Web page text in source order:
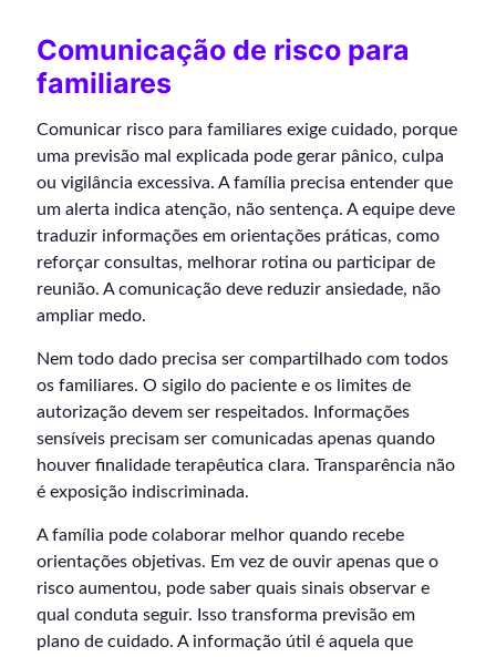
Comunicação de risco para
familiares
Comunicar risco para familiares exige cuidado, porque
uma previsão mal explicada pode gerar pânico, culpa
ou vigilância excessiva. A família precisa entender que
um alerta indica atenção, não sentença. A equipe deve
traduzir informações em orientações práticas, como
reforçar consultas, melhorar rotina ou participar de
reunião. A comunicação deve reduzir ansiedade, não
ampliar medo.
Nem todo dado precisa ser compartilhado com todos
os familiares. O sigilo do paciente e os limites de
autorização devem ser respeitados. Informações
sensíveis precisam ser comunicadas apenas quando
houver finalidade terapêutica clara. Transparência não
é exposição indiscriminada.
A família pode colaborar melhor quando recebe
orientações objetivas. Em vez de ouvir apenas que o
risco aumentou, pode saber quais sinais observar e
qual conduta seguir. Isso transforma previsão em
plano de cuidado. A informação útil é aquela que